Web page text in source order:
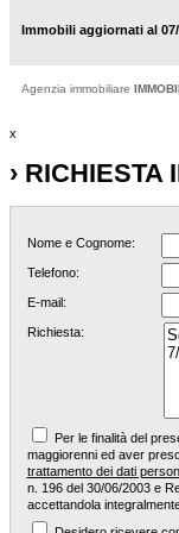
Immobili aggiornati al 07/
Agenzia immobiliare
x
› RICHIESTA
Nome e Cognome:
Telefono:
E-mail:
Richiesta:
Per le finalità del
maggiorenni ed aver
trattamento dei dati
n. 196 del 30/06/2003 e
accettandola